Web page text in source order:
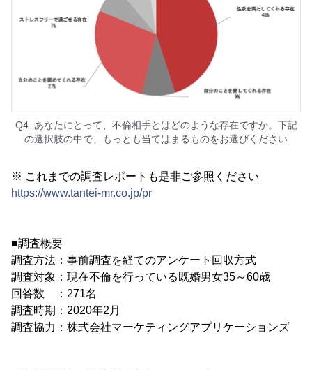
Q4. あなたにとって、不倫相手とはどのような存在ですか。下記
の選択肢の中で、もっとも当てはまるものをお選びください
※ これまでの調査レポートも是非ご参照ください
https://www.tantei-mr.co.jp/pr
■調査概要
調査方法：事前調査を経てのアンケート回収方式
調査対象：現在不倫を行っている既婚男女35～60歳
回答数 ：271名
調査時期：2020年2月
調査協力：株式会社マーケティングアプリケーションズ